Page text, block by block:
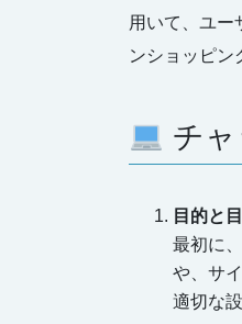
用いて、ユー
ンショッピン
チ
目的と
最初に
や、サ
適切な